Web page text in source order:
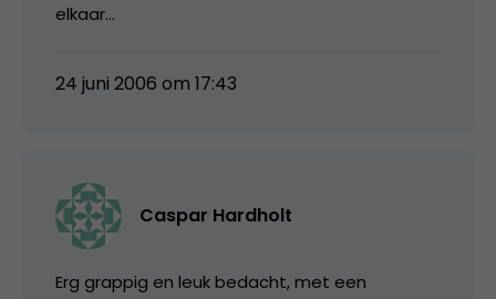
elkaar…
24 juni 2006 om 17:43
Caspar Hardholt
Erg grappig en leuk bedacht, met een